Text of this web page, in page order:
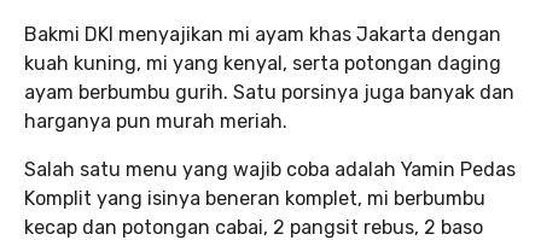
Bakmi DKI menyajikan mi ayam khas Jakarta dengan
kuah kuning, mi yang kenyal, serta potongan daging
ayam berbumbu gurih. Satu porsinya juga banyak dan
harganya pun murah meriah.
Salah satu menu yang wajib coba adalah Yamin Pedas
Komplit yang isinya beneran komplet, mi berbumbu
kecap dan potongan cabai, 2 pangsit rebus, 2 baso